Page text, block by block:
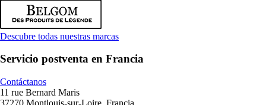
Descubre todas nuestras marcas
Servicio postventa en Francia
Contáctanos
11 rue Bernard Maris
37270 Montlouis-sur-Loire, Francia